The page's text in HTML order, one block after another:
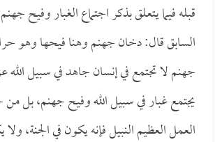
قبله فيما يتعلق بذكر اجتماع الغبار وفيح
السابق قال: دخان جهنم وهنا فيحها وهو
جهنم لا تجتمع في إنسان جاهد في سبيل
يجتمع غبار في سبيل الله وفيح جهنم، بل
العمل العظيم النبيل فإنه يكون في الجنة،